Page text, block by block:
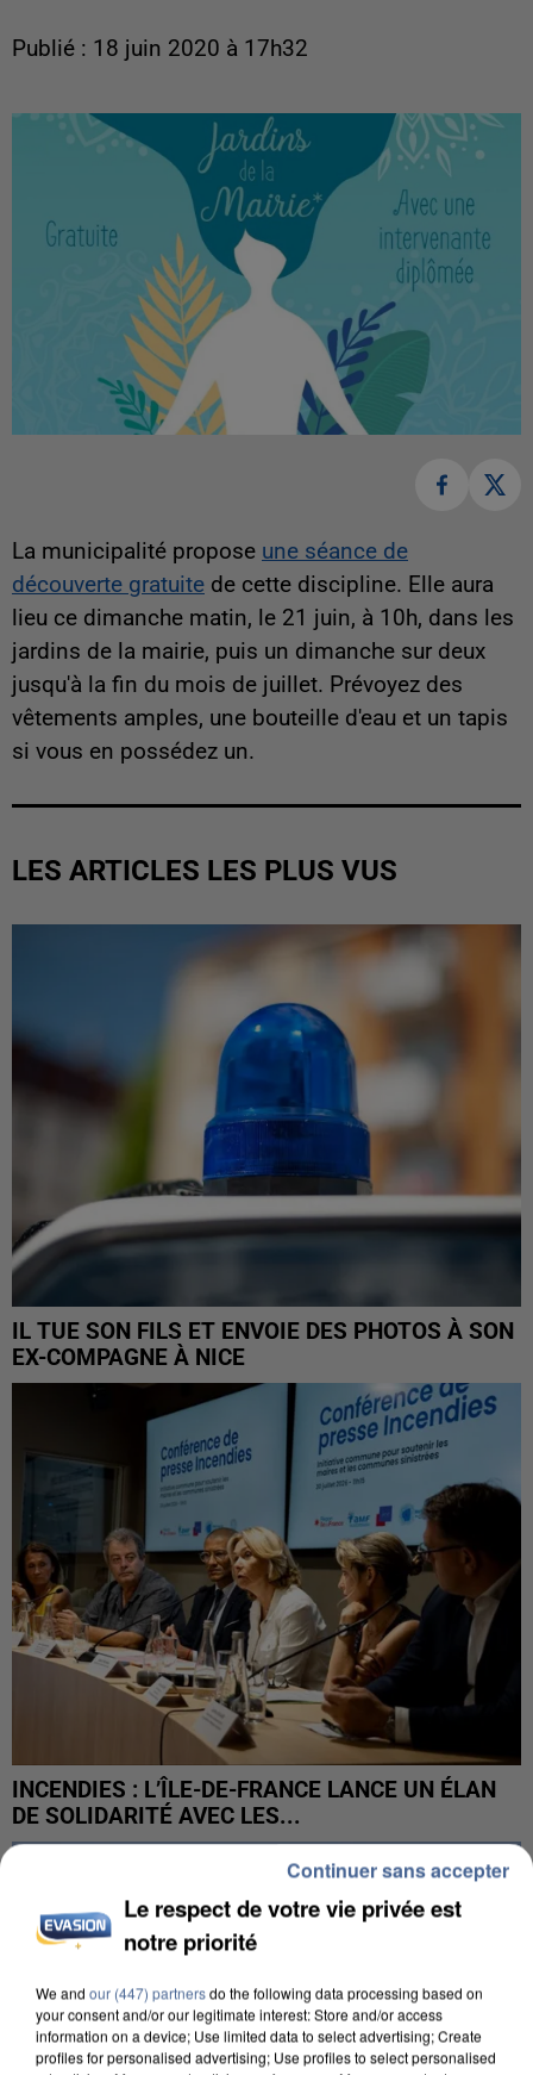
Publié : 18 juin 2020 à 17h32
La municipalité propose une séance de
découverte gratuite de cette discipline. Elle aura
lieu ce dimanche matin, le 21 juin, à 10h, dans les
jardins de la mairie, puis un dimanche sur deux
jusqu'à la fin du mois de juillet. Prévoyez des
vêtements amples, une bouteille d'eau et un tapis
si vous en possédez un.
LES ARTICLES LES PLUS VUS
IL TUE SON FILS ET ENVOIE DES PHOTOS À SON
EX-COMPAGNE À NICE
INCENDIES : L’ÎLE-DE-FRANCE LANCE UN ÉLAN
DE SOLIDARITÉ AVEC LES...
Le respect de votre vie privée est
notre priorité
We and our (447) partnersdo the following data processing based on
your consent and/or our legitimate interest: Store and/or access
information on a device; Use limited data to select advertising; Create
profiles for personalised advertising; Use profiles to select personalised
Continuer sans accepter